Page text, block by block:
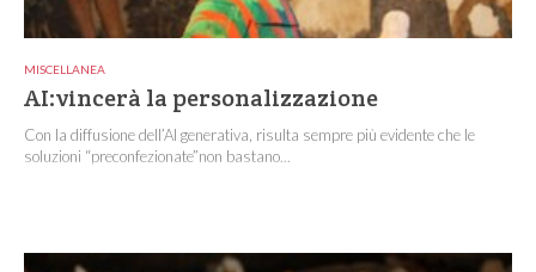
MISCELLANEA
AI:vincerà la personalizzazione
Con la diffusione dell’AI generativa, risulta sempre più evidente che le
soluzioni “preconfezionate”non bastano...